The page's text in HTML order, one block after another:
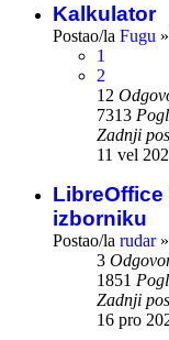
Kalkulator
Postao/la Fugu »
1
2
12
7313
Zadnji
11 vel
izborniku
Postao/la rudar»
3
1851
Zadnji
16 pro